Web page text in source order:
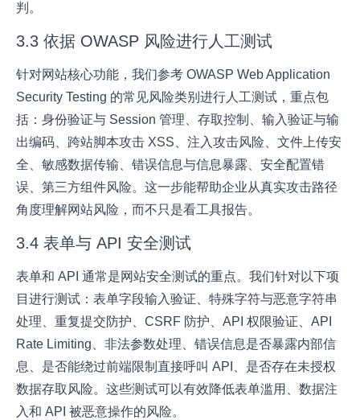
判。
3.3 依据 OWASP 风险进行人工测试
针对网站核心功能，我们参考 OWASP Web Application
Security Testing 的常见风险类别进行人工测试，重点包
括：身份验证与 Session 管理、存取控制、输入验证与输
出编码、跨站脚本攻击 XSS、注入攻击风险、文件上传安
全、敏感数据传输、错误信息与信息暴露、安全配置错
误、第三方组件风险。这一步能帮助企业从真实攻击路径
角度理解网站风险，而不只是看工具报告。
3.4 表单与 API 安全测试
表单和 API 通常是网站安全测试的重点。我们针对以下项
目进行测试：表单字段输入验证、特殊字符与恶意字符串
处理、重复提交防护、CSRF 防护、API 权限验证、API
Rate Limiting、非法参数处理、错误信息是否暴露内部信
息、是否能绕过前端限制直接呼叫 API、是否存在未授权
数据存取风险。这些测试可以有效降低表单滥用、数据注
入和 API 被恶意操作的风险。